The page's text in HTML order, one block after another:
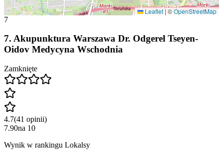
Leaflet|©OpenStreetMap
7
7. Akupunktura Warszawa Dr. Odgerel Tseyen-
Oidov Medycyna Wschodnia
Zamknięte
4.7(41 opinii)
7.90na 10
Wynik w rankingu Lokalsy